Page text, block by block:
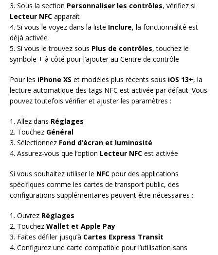
3. Sous la section Personnaliser les contrôles, vérifiez si
Lecteur NFC apparaît
4. Si vous le voyez dans la liste Inclure, la fonctionnalité est
déjà activée
5. Si vous le trouvez sous Plus de contrôles, touchez le
symbole + à côté pour l’ajouter au Centre de contrôle
Pour les iPhone XS et modèles plus récents sous iOS 13+, la
lecture automatique des tags NFC est activée par défaut. Vous
pouvez toutefois vérifier et ajuster les paramètres :
1. Allez dans Réglages
2. Touchez Général
3. Sélectionnez Fond d’écran et luminosité
4. Assurez-vous que l’option Lecteur NFC est activée
Si vous souhaitez utiliser le NFC pour des applications
spécifiques comme les cartes de transport public, des
configurations supplémentaires peuvent être nécessaires :
1. Ouvrez Réglages
2. Touchez Wallet et Apple Pay
3. Faites défiler jusqu’à Cartes Express Transit
4. Configurez une carte compatible pour l’utilisation sans